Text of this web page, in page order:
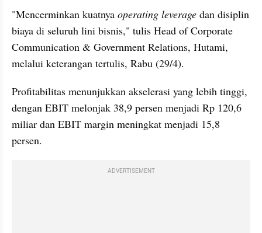
"Mencerminkan kuatnya operating leverage dan disiplin
biaya di seluruh lini bisnis," tulis Head of Corporate
Communication & Government Relations, Hutami,
melalui keterangan tertulis, Rabu (29/4).
Profitabilitas menunjukkan akselerasi yang lebih tinggi,
dengan EBIT melonjak 38,9 persen menjadi Rp 120,6
miliar dan EBIT margin meningkat menjadi 15,8
persen.
ADVERTISEMENT